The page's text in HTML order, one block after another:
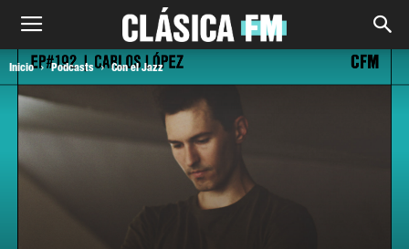
Inicio Podcasts Con el Jazz